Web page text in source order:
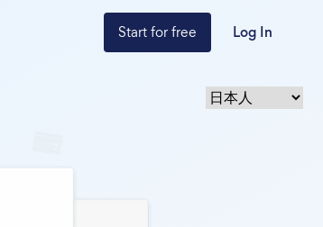
Start for free Log In